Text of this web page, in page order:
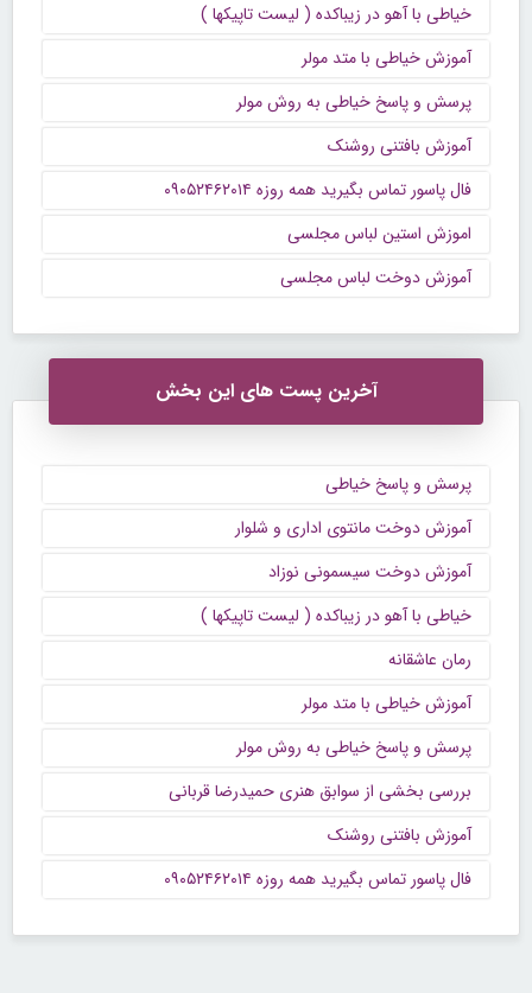
خیاطی با آهو در زیباکده ( لیست تاپیکها )
آموزش خیاطی با متد مولر
پرسش و پاسخ خیاطی به روش مولر
آموزش بافتنی روشنک
فال پاسور تماس بگیرید همه روزه ۰۹۰۵۲۴۶۲۰۱۴
اموزش استین لباس مجلسی
آموزش دوخت لباس مجلسی
آخرین پست های این بخش
پرسش و پاسخ خیاطی
آموزش دوخت مانتوی اداری و شلوار
آموزش دوخت سیسمونی نوزاد
خیاطی با آهو در زیباکده ( لیست تاپیکها )
رمان عاشقانه
آموزش خیاطی با متد مولر
پرسش و پاسخ خیاطی به روش مولر
بررسی بخشی از سوابق هنری حمیدرضا قربانی
آموزش بافتنی روشنک
فال پاسور تماس بگیرید همه روزه ۰۹۰۵۲۴۶۲۰۱۴